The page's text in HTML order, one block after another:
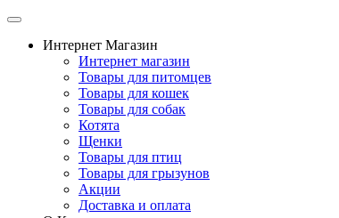
Интернет Магазин
Интернет магазин
Товары для питомцев
Товары для кошек
Товары для собак
Котята
Щенки
Товары для птиц
Товары для грызунов
Акции
Доставка и оплата